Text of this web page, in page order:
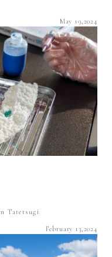
May 19,2024
Tatetsugi
February 13,2024